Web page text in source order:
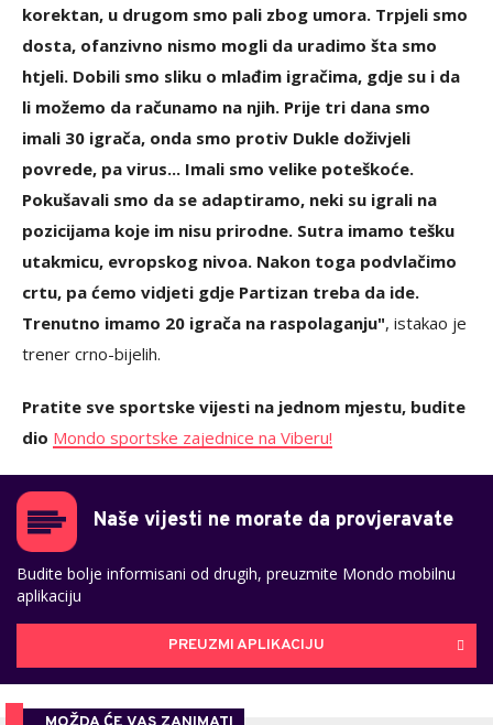
korektan, u drugom smo pali zbog umora. Trpjeli smo
dosta, ofanzivno nismo mogli da uradimo šta smo
htjeli. Dobili smo sliku o mlađim igračima, gdje su i da
li možemo da računamo na njih. Prije tri dana smo
imali 30 igrača, onda smo protiv Dukle doživjeli
povrede, pa virus... Imali smo velike poteškoće.
Pokušavali smo da se adaptiramo, neki su igrali na
pozicijama koje im nisu prirodne. Sutra imamo tešku
utakmicu, evropskog nivoa. Nakon toga podvlačimo
crtu, pa ćemo vidjeti gdje Partizan treba da ide.
Trenutno imamo 20 igrača na raspolaganju", istakao je
trener crno-bijelih.
Pratite sve sportske vijesti na jednom mjestu, budite
dio Mondo sportske zajednice na Viberu!
Naše vijesti ne morate da provjeravate
Budite bolje informisani od drugih, preuzmite Mondo mobilnu
aplikaciju
PREUZMI APLIKACIJU